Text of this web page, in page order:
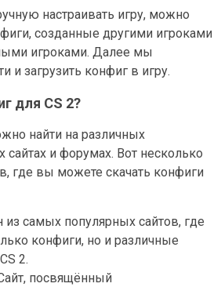
настраивать игру, можно
созданные другими игроками
игроками. Далее мы
и загрузить конфиг в игру.
для CS 2?
найти на различных
сайтах и форумах. Вот несколько
где вы можете скачать конфиги
из самых популярных сайтов, где
конфиги, но и различные
2.
посвящённый